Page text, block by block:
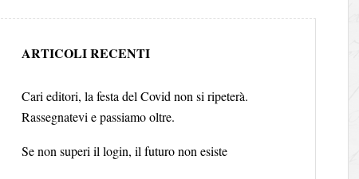
ARTICOLI RECENTI
Cari editori, la festa del Covid non si ripeterà.
Rassegnatevi e passiamo oltre.
Se non superi il login, il futuro non esiste